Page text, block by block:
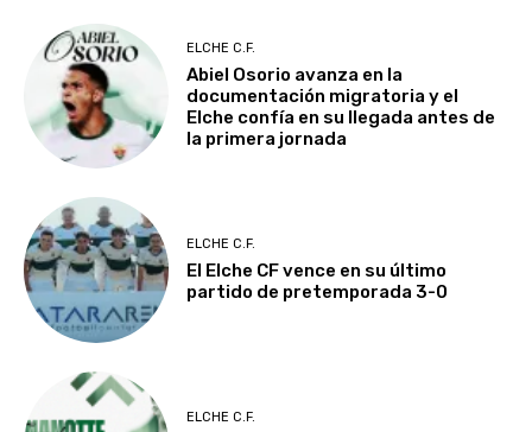
ELCHE C.F.
Abiel Osorio avanza en la
documentación migratoria y el
Elche confía en su llegada antes de
la primera jornada
ELCHE C.F.
El Elche CF vence en su último
partido de pretemporada 3-0
ELCHE C.F.